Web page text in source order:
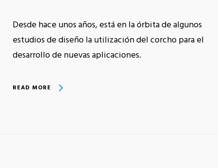
Desde hace unos años, está en la órbita de algunos
estudios de diseño la utilización del corcho para el
desarrollo de nuevas aplicaciones.
READ MORE